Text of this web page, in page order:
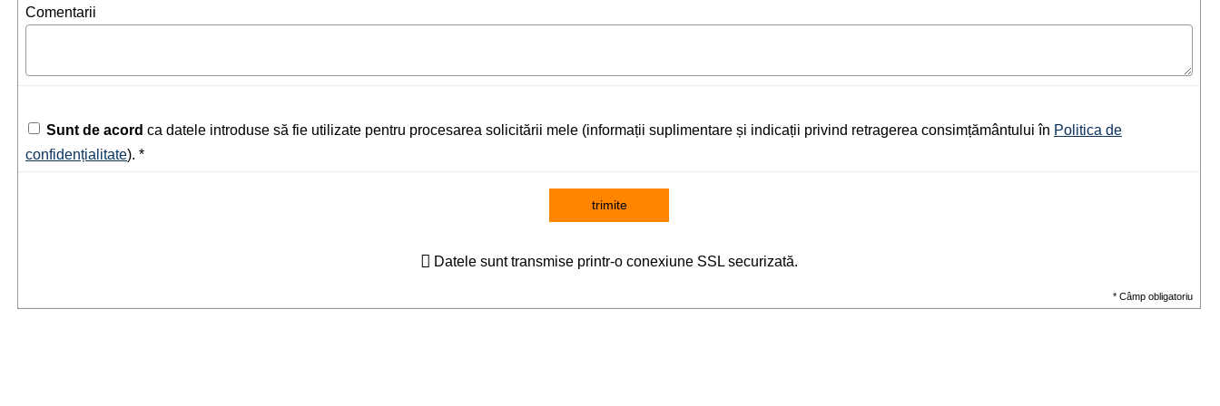
Comentarii
Sunt de acord ca datele introduse să fie utilizate pentru procesarea solicitării mele (informații suplimentare și indicații privind retragerea consimțământului în Politica de
confidențialitate). *
trimite
Datele sunt transmise printr-o conexiune SSL securizată.
* Câmp obligatoriu